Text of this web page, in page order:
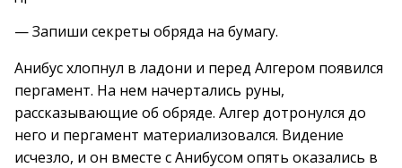
— Запиши секреты обряда на бумагу.
Анибус хлопнул в ладони и перед Алгером появился
пергамент. На нем начертались руны,
рассказывающие об обряде. Алгер дотронулся до
него и пергамент материализовался. Видение
исчезло, и он вместе с Анибусом опять оказались в